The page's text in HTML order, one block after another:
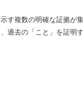
す複数の明確な証拠が
過去の「こと」を証明